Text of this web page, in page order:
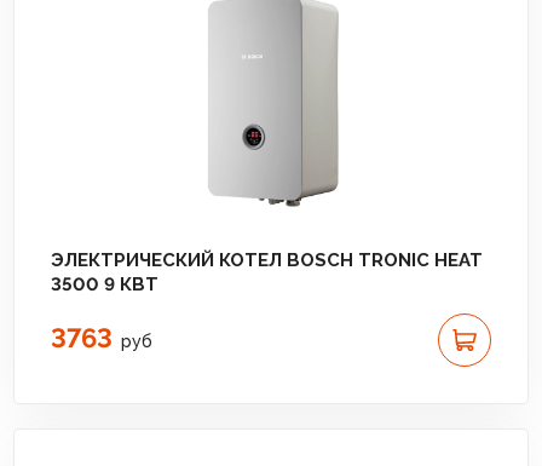
ЭЛЕКТРИЧЕСКИЙ КОТЕЛ BOSCH TRONIC HEAT
3500 9 КВТ
3763 руб